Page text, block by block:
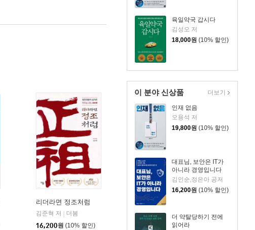
육일약국 갑시다
김성오 저
18,000원 (10% 할인)
이 분야 신상품
인재 없음
오용석 저
19,800원 (10% 할인)
대표님, 보안은 IT가
아니라 경영입니다
김인순,정은아 공저
16,200원 (10% 할인)
더 약탈당하기 전에
읽어라
더보기
리더라면 정조처럼
김준혁 저
더봄
16,200원 (10% 할인)